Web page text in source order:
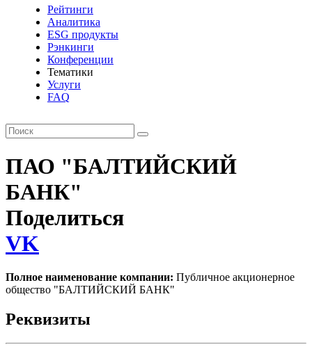
Рейтинги
Аналитика
ESG продукты
Рэнкинги
Конференции
Тематики
Услуги
FAQ
ПАО "БАЛТИЙСКИЙ
БАНК"
Поделиться
VK
Полное наименование компании: Публичное акционерное
общество "БАЛТИЙСКИЙ БАНК"
Реквизиты